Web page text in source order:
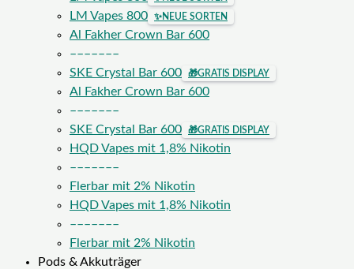
LM Vapes 800 ✨NEUE SORTEN
Al Fakher Crown Bar 600
–––––––
SKE Crystal Bar 600
🎁GRATIS DISPLAY
Al Fakher Crown Bar 600
–––––––
SKE Crystal Bar 600
🎁GRATIS DISPLAY
HQD Vapes mit 1,8% Nikotin
–––––––
Flerbar mit 2% Nikotin
HQD Vapes mit 1,8% Nikotin
–––––––
Flerbar mit 2% Nikotin
Pods & Akkuträger